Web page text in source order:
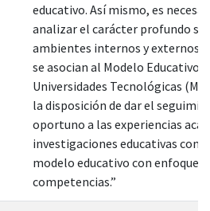
educativo. Así mismo, es
analizar el carácter profundo
ambientes internos y externos
se asocian al Modelo Educativo
Universidades Tecnológicas
la disposición de dar el
oportuno a las experiencias
investigaciones educativas con
modelo educativo con enfoque
competencias.”